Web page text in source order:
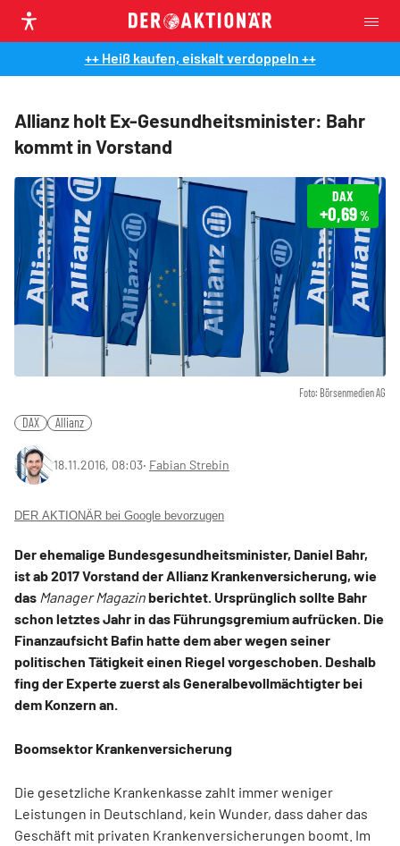
++ Heiß kaufen, eiskalt verdoppeln ++
Allianz holt Ex-Gesundheitsminister: Bahr
kommt in Vorstand
Foto: Börsenmedien AG
DAX
+0,69%
DAX Allianz
18.11.2016, 08:03‧ Fabian Strebin
DER AKTIONÄR bei Google bevorzugen
Der ehemalige Bundesgesundheitsminister, Daniel Bahr,
ist ab 2017 Vorstand der Allianz Krankenversicherung, wie
das Manager Magazinberichtet. Ursprünglich sollte Bahr
schon letztes Jahr in das Führungsgremium aufrücken. Die
Finanzaufsicht Bafin hatte dem aber wegen seiner
politischen Tätigkeit einen Riegel vorgeschoben. Deshalb
fing der Experte zuerst als Generalbevollmächtigter bei
dem Konzern an.
Boomsektor Krankenversicherung
Die gesetzliche Krankenkasse zahlt immer weniger
Leistungen in Deutschland, kein Wunder, dass daher das
Geschäft mit privaten Krankenversicherungen boomt. Im